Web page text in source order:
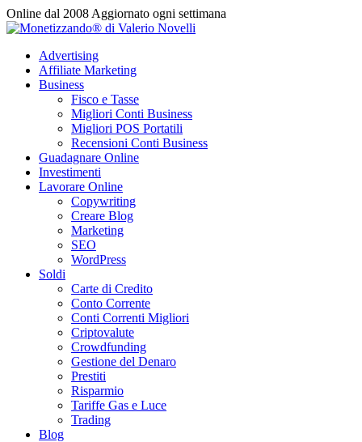
Vai
al
Online dal 2008 Aggiornato ogni settimana
Advertising
Affiliate Marketing
Business
Fisco e Tasse
Migliori Conti Business
Migliori POS Portatili
Recensioni Conti Business
Guadagnare Online
Investimenti
Lavorare Online
Copywriting
Creare Blog
Marketing
SEO
WordPress
Soldi
Carte di Credito
Conto Corrente
Conti Correnti Migliori
Criptovalute
Crowdfunding
Gestione del Denaro
Prestiti
Risparmio
Tariffe Gas e Luce
Trading
Blog